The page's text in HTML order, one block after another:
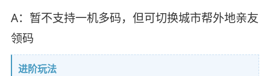
A：暂不支持一机多码，但可切换城市帮外地亲友
领码
进阶玩法